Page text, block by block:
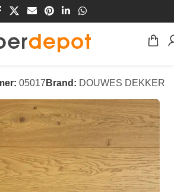
/Laminaat Vloeren
05017 Brand: DOUWES DEKKER